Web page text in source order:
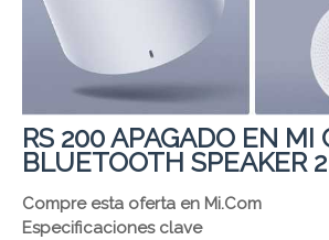
RS 200 APAGADO EN MI
BLUETOOTH SPEAKER 2
Compre esta oferta en Mi.Com
Especificaciones clave